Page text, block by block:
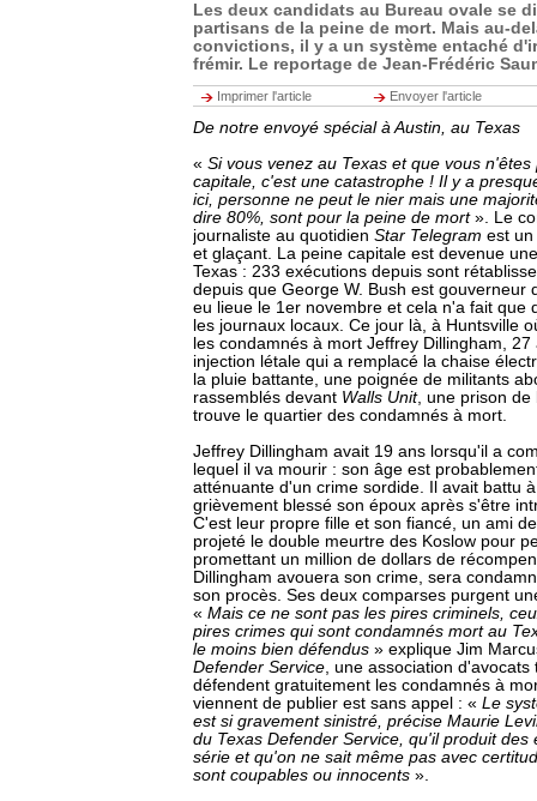
Les deux candidats au Bureau ovale se
partisans de la peine de mort. Mais au-
convictions, il y a un système entaché
frémir. Le reportage de Jean-Frédéric
Imprimer l'article Envoyer l'article
De notre envoyé spécial à Austin, au Texas
« Si vous venez au Texas et que vous
capitale, c'est une catastrophe ! Il y a
ici, personne ne peut le nier mais une
dire 80%, sont pour la peine de mort ». Le
journaliste au quotidien Star Telegram est un
et glaçant. La peine capitale est devenue
Texas : 233 exécutions depuis sont
depuis que George W. Bush est gouverneur
eu lieue le 1er novembre et cela n'a fait que
les journaux locaux. Ce jour là, à Huntsville
les condamnés à mort Jeffrey Dillingham,
injection létale qui a remplacé la chaise
la pluie battante, une poignée de militants
rassemblés devant Walls Unit, une prison de
trouve le quartier des condamnés à mort.
Jeffrey Dillingham avait 19 ans lorsqu'il a
lequel il va mourir : son âge est
atténuante d'un crime sordide. Il avait battu
grièvement blessé son époux après s'être
C'est leur propre fille et son fiancé, un ami
projeté le double meurtre des Koslow pour
promettant un million de dollars de
Dillingham avouera son crime, sera
son procès. Ses deux comparses purgent
« Mais ce ne sont pas les pires criminels,
pires crimes qui sont condamnés mort au
le moins bien défendus » explique Jim
Defender Service, une association d'avocats
défendent gratuitement les condamnés à
viennent de publier est sans appel : « Le
est si gravement sinistré, précise Maurie
du Texas Defender Service, qu'il produit des
série et qu'on ne sait même pas avec
sont coupables ou innocents ».